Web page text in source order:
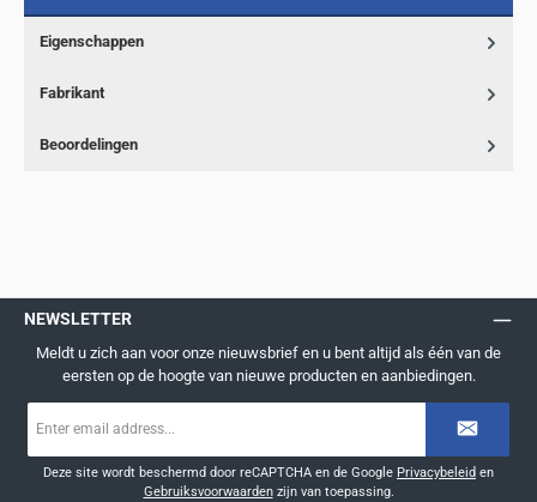
Eigenschappen
Fabrikant
Beoordelingen
NEWSLETTER
Meldt u zich aan voor onze nieuwsbrief en u bent altijd als één van de
eersten op de hoogte van nieuwe producten en aanbiedingen.
mailadres
Deze site wordt beschermd door reCAPTCHA en de Google Privacybeleid en
Gebruiksvoorwaardenzijn van toepassing.